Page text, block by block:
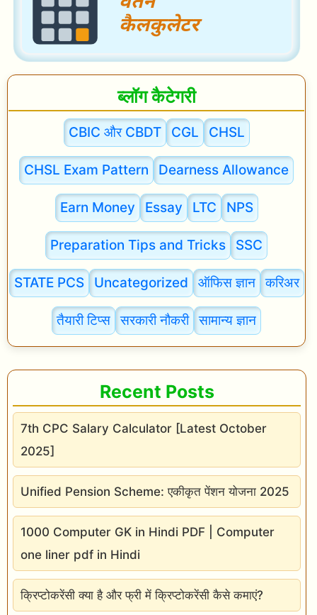
ब्लॉग कैटेगरी
CBIC और CBDT CGL CHSL
CHSL Exam Pattern Dearness Allowance
Earn Money Essay LTC NPS
Preparation Tips and Tricks SSC
STATE PCS Uncategorized ऑफिस ज्ञान करिअर
तैयारी टिप्स सरकारी नौकरी सामान्य ज्ञान
Recent Posts
7th CPC Salary Calculator [Latest October
2025]
Unified Pension Scheme: एकीकृत पेंशन योजना 2025
1000 Computer GK in Hindi PDF | Computer
one liner pdf in Hindi
क्रिप्टोकरेंसी क्या है और फ्री में क्रिप्टोकरेंसी कैसे कमाएं?